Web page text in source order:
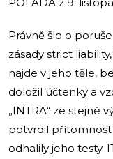
Právně šlo o
zásady strict
najde v jeho těle,
doložil účtenky a
„INTRA“ ze stejné
potvrdil přítomnost
odhalily jeho testy.